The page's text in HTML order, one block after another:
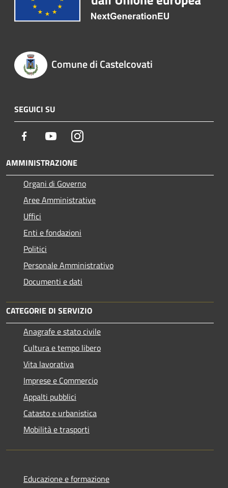
Comune di Castelcovati
SEGUICI SU
Facebook YoutubeInstagram
AMMINISTRAZIONE
Organi di Governo
Aree Amministrative
Uffici
Enti e fondazioni
Politici
Personale Amministrativo
Documenti e dati
CATEGORIE DI SERVIZIO
Anagrafe e stato civile
Cultura e tempo libero
Vita lavorativa
Imprese e Commercio
Appalti pubblici
Catasto e urbanistica
Mobilità e trasporti
Educazione e formazione